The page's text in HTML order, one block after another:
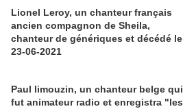
Lionel Leroy, un chanteur français
ancien compagnon de Sheila,
chanteur de génériques et décédé le
23-06-2021
Paul limouzin, un chanteur belge qui
fut animateur radio et enregistra "les